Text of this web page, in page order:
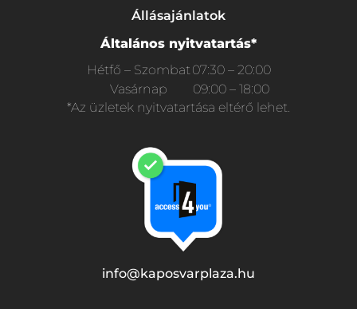
Állásajánlatok
Általános nyitvatartás*
Hétfő – Szombat07:30 – 20:00
Vasárnap
09:00 – 18:00
*Az üzletek nyitvatartása eltérő lehet.
info@kaposvarplaza.hu